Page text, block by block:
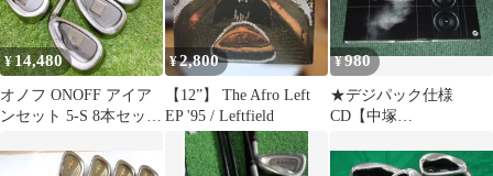
¥14,480
オノフ ONOFF アイア
ンセット 5-S 8本セット
¥2,800
【12”】 The Afro Left
EP '95 / Leftfield
¥980
★デジパック仕様
CD【中塚